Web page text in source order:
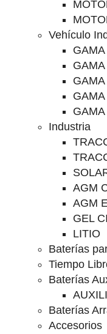
Vehículo
GAMA
GAMA
Industria
AGM
AGM
GEL
LITIO
Baterías
Tiempo
Baterías
Baterías
Accesorios